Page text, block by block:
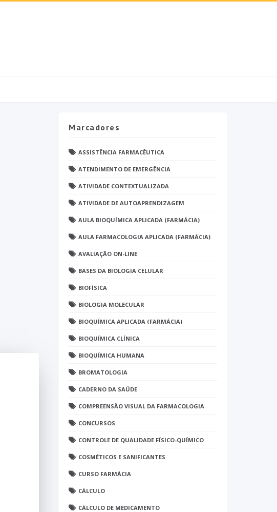
Marcadores
ASSISTÊNCIA FARMACÊUTICA
ATENDIMENTO DE EMERGÊNCIA
ATIVIDADE CONTEXTUALIZADA
ATIVIDADE DE AUTOAPRENDIZAGEM
AULA BIOQUÍMICA APLICADA (FARMÁCIA)
AULA FARMACOLOGIA APLICADA (FARMÁCIA)
AVALIAÇÃO ON-LINE
BASES DA BIOLOGIA CELULAR
BIOFÍSICA
BIOLOGIA MOLECULAR
BIOQUÍMICA APLICADA (FARMÁCIA)
BIOQUÍMICA CLÍNICA
BIOQUÍMICA HUMANA
BROMATOLOGIA
CADERNO DA SAÚDE
COMPREENSÃO VISUAL DA FARMACOLOGIA
CONCURSOS
CONTROLE DE QUALIDADE FÍSICO-QUÍMICO
COSMÉTICOS E SANIFICANTES
CURSO FARMÁCIA
CÁLCULO
CÁLCULO DE MEDICAMENTO